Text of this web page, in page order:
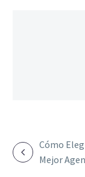
Cómo
Mejor